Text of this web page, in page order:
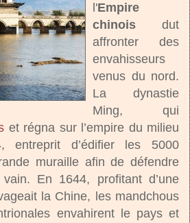
l'Empire
chinois dut
affronter des
envahisseurs
venus du nord.
La dynastie
Ming, qui
et régna sur l’empire du milieu
d’édifier les 5000
muraille afin de défendre
En 1644, profitant d’une
la Chine, les mandchous
envahirent le pays et